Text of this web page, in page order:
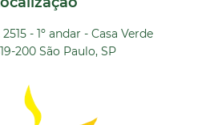
- 1º andar - Casa Verde
200 São Paulo, SP